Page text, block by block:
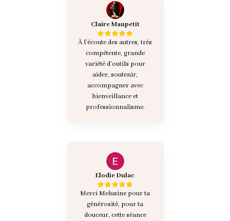
Claire Maupetit
À l’écoute des autres, très
compétente, grande
variété d’outils pour
aider, soutenir,
accompagner avec
bienveillance et
professionnalisme.
Elodie Dulac
Merci Melusine pour ta
générosité, pour ta
douceur, cette séance